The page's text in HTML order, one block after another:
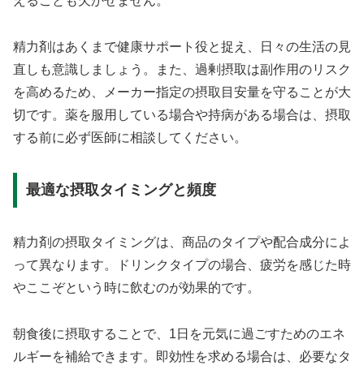
精力剤はあくまで健康サポート役と捉え、日々の生活の見
直しも意識しましょう。また、過剰摂取は副作用のリスク
を高めるため、メーカー指定の摂取目安量を守ることが大
切です。薬を服用している場合や持病がある場合は、摂取
する前に必ず医師に相談してください。
最適な摂取タイミングと頻度
精力剤の摂取タイミングは、商品のタイプや配合成分によ
って異なります。ドリンクタイプの場合、疲労を感じた時
やここぞという時に飲むのが効果的です。
朝食後に摂取することで、1日を元気に過ごすためのエネ
ルギーを補給できます。即効性を求める場合は、必要なタ